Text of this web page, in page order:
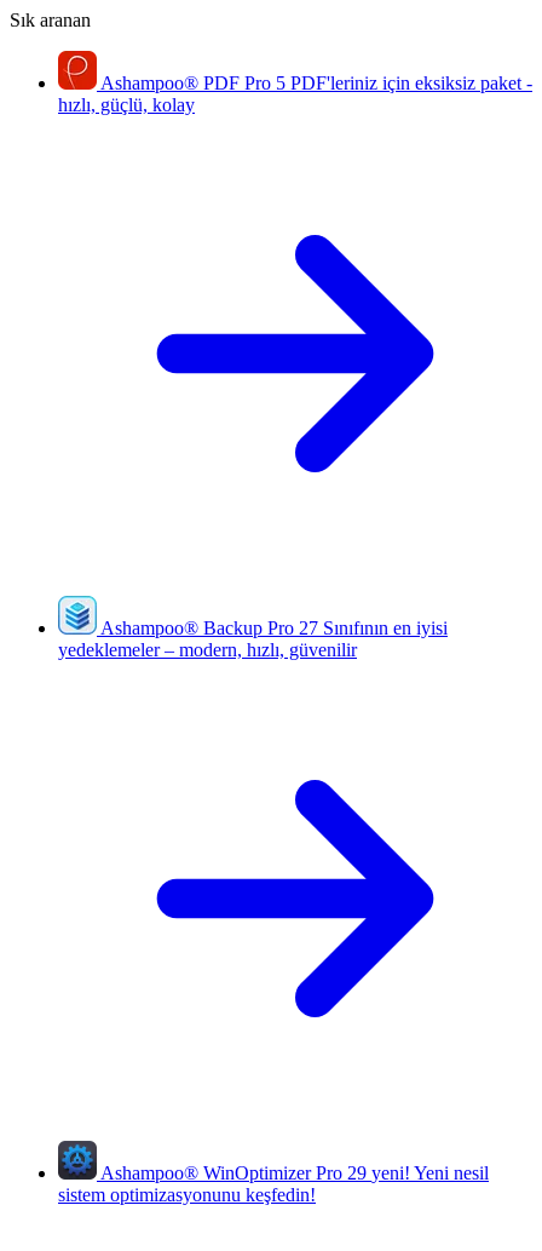
Sık aranan
Ashampoo® PDF Pro 5 PDF'leriniz için eksiksiz paket -
hızlı, güçlü, kolay
Ashampoo® Backup Pro 27 Sınıfının en iyisi
yedeklemeler – modern, hızlı, güvenilir
Ashampoo® WinOptimizer Pro 29 yeni! Yeni nesil
sistem optimizasyonunu keşfedin!